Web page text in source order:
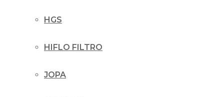
HGS
HIFLO FILTRO
JOPA